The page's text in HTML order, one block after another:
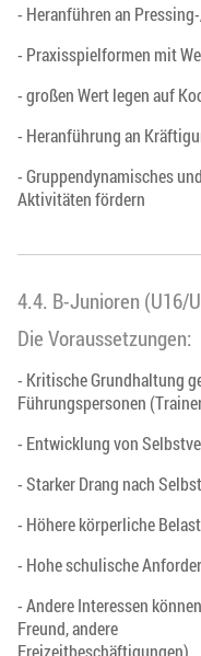
- Heranführen an
- Praxisspielformen mit
- großen Wert legen auf
- Heranführung an
- Gruppendynamisches
Aktivitäten fördern
4.4. B-Junioren (U16/
Die Voraussetzungen:
- Kritische Grundhaltung
Führungspersonen
- Entwicklung von
- Starker Drang nach
- Höhere körperliche
- Hohe schulische
- Andere Interessen
Freund, andere
Freizeitbeschäftigungen)